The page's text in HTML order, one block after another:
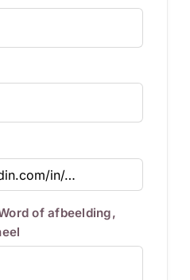
of afbeelding,